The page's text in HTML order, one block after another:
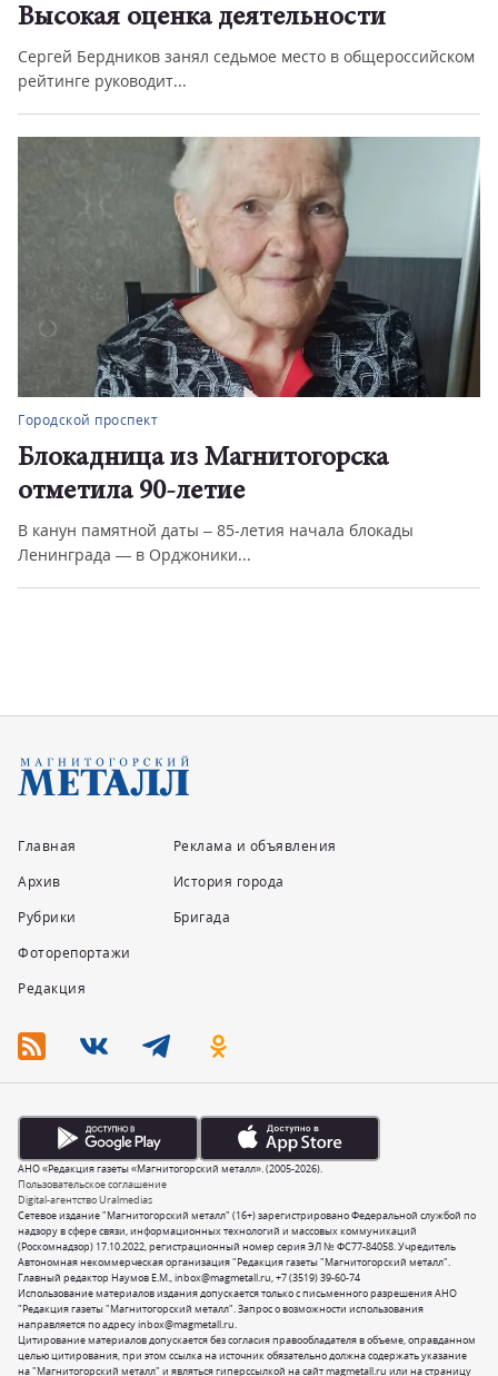
Нарушение правил
трагедии
На аппаратном совещании в администрации
обсудили обстановку с пож...
Городской проспект
Точка притяжения
читателей
В городе меняется сама суть библиотечной
считает Сергей Бердник...
Главная
Архив
Рубрики
Фоторепортажи
Редакция
Реклама и объявления
История города
Бригада
Сетевое издание "Магнитогорский металл" (16+) зарегистрировано Федеральной службой по
надзору в сфере связи, информационных технологий и массовых коммуникаций
(Роскомнадзор) 17.10.2022, регистрационный номер серия ЭЛ № ФС77-84058. Учредитель
Автономная некоммерческая организация "Редакция газеты "Магнитогорский металл".
Главный редактор Наумов Е.М.,inbox@magmetall.ru,+7 (3519) 39-60-74
Использование материалов издания допускается только с письменного разрешения АНО
"Редакция газеты "Магнитогорский металл". Запрос о возможности использования
направляется по адресуinbox@magmetall.ru.
Цитирование материалов допускается без согласия правообладателя в объеме, оправданном
целью цитирования, при этом ссылка на источник обязательно должна содержать указание
на "Магнитогорский металл" и являться гиперссылкой на сайт magmetall.ru или на страницу
Пользовательское соглашение
Digital-агентство Uralmedias
АНО «Редакция газеты «Магнитогорский металл». (2005-2026).